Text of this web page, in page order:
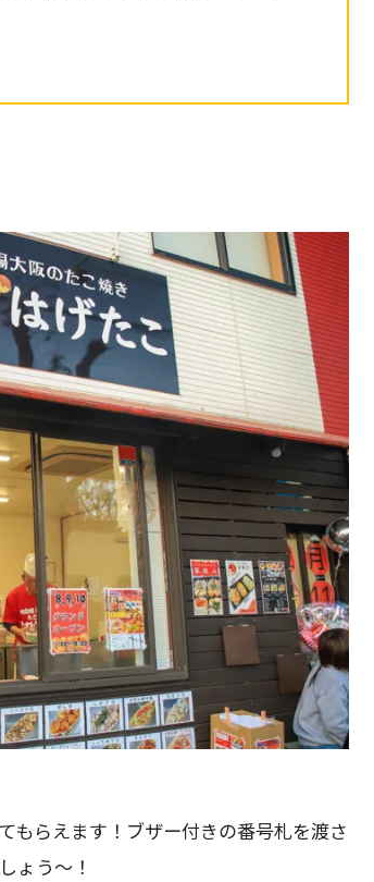
もらえます！ブザー付きの番号札を渡さ
ょう～！